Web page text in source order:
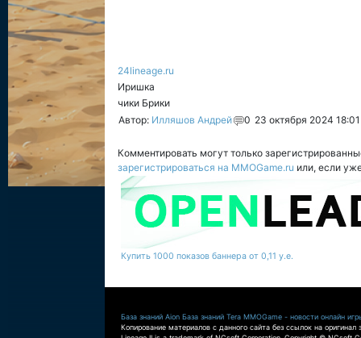
24lineage.ru
Иришка
чики Брики
Автор: Илляшов Андрей 0 23 октября 2024 18:01
Комментировать могут только
зарегистрироваться на MMOGame.ru или, если
Купить 1000 показов баннера от 0,11 у.е.
База знаний Aion База знаний Tera MMOGame - новости онлайн
Копирование материалов с данного сайта без ссылок на оригинал